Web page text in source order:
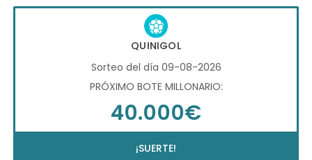
QUINIGOL
Sorteo del día 09-08-2026
PRÓXIMO BOTE MILLONARIO:
40.000€
¡SUERTE!